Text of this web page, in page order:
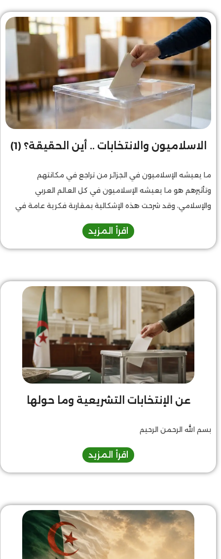
الاسلاميون والانتخابات .. أين الحقيقة؟ (1)
ما يعيشه الإسلاميون في الجزائر من تراجع في مكانتهم
وتأثيرهم هو ما يعيشه الإسلاميون في كل العالم العربي
والإسلامي، وقد شرحت هذه الإشكالية بمقاربة فكرية عامة في
الموضوع، بشكل مفصل، في الكتاب الذي سيصدر قريبا “الحركات
الإسلامية والمأزق السياسي” أشرت فيه إلى وضع قرابة عشر
اقرأ المزيد
عن الإنتخابات التشريعية وما حولها
بسم الله الرحمن الرحيم
اقرأ المزيد